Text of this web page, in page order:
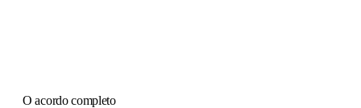
O acordo completo